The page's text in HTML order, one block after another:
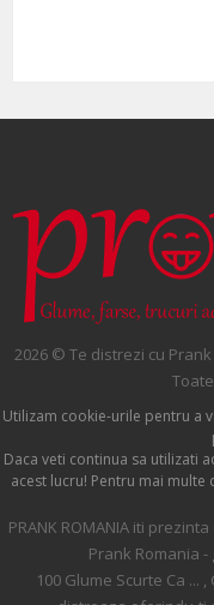
2026 © Te distrezi cu
Utilizam cookie-urile pentru a
Daca veti continua sa utilizati
acest lucru! Pentru mai multe
PRANK ROMANIA iti prezinta
Prank Romania
100 Glume Scurte Ca ...